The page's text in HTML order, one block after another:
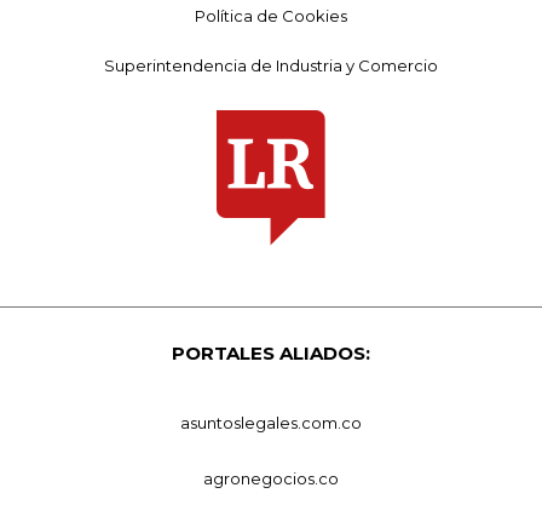
Política de Cookies
Superintendencia de Industria y Comercio
PORTALES ALIADOS:
asuntoslegales.com.co
agronegocios.co